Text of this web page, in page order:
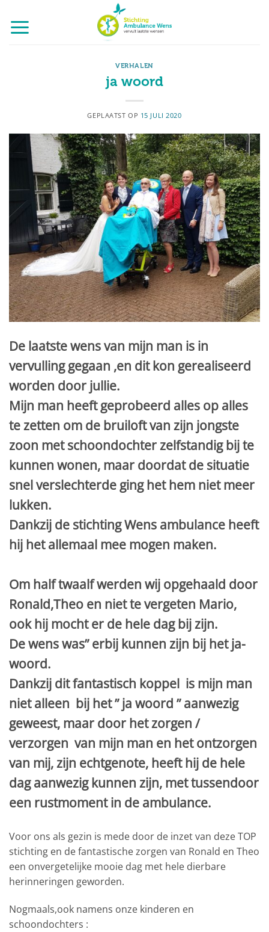
naar
inhoud
VERHALEN
ja woord
GEPLAATST OP 15 JULI 2020
De laatste wens van mijn man is in
vervulling gegaan ,en dit kon gerealiseerd
worden door jullie.
Mijn man heeft geprobeerd alles op alles
te zetten om de bruiloft van zijn jongste
zoon met schoondochter zelfstandig bij te
kunnen wonen, maar doordat de situatie
snel verslechterde ging het hem niet meer
lukken.
Dankzij de stichting Wens ambulance heeft
hij het allemaal mee mogen maken.
Om half twaalf werden wij opgehaald door
Ronald,Theo en niet te vergeten Mario,
ook hij mocht er de hele dag bij zijn.
De wens was” erbij kunnen zijn bij het ja-
woord.
Dankzij dit fantastisch koppel is mijn man
niet alleen bij het ” ja woord ” aanwezig
geweest, maar door het zorgen /
verzorgen van mijn man en het ontzorgen
van mij, zijn echtgenote, heeft hij de hele
dag aanwezig kunnen zijn, met tussendoor
een rustmoment in de ambulance.
Voor ons als gezin is mede door de inzet van deze TOP
stichting en de fantastische zorgen van Ronald en Theo
een onvergetelijke mooie dag met hele dierbare
herinneringen geworden.
Nogmaals,ook namens onze kinderen en
schoondochters :